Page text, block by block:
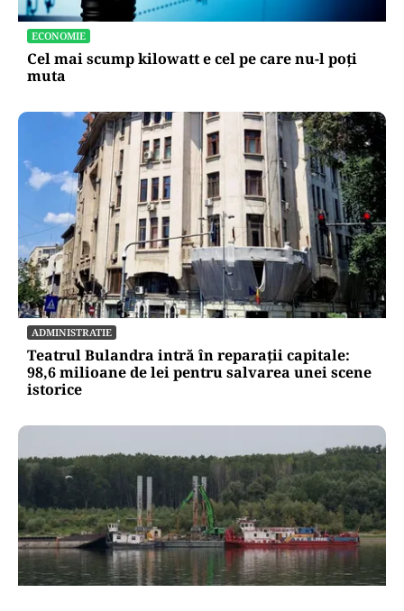
ECONOMIE
Cel mai scump kilowatt e cel pe care nu-l poți
muta
ADMINISTRATIE
Teatrul Bulandra intră în reparații capitale:
98,6 milioane de lei pentru salvarea unei scene
istorice